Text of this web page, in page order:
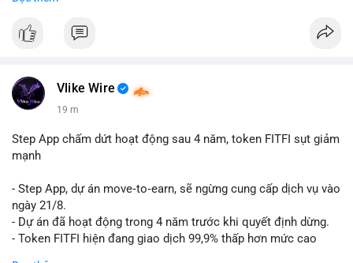
Khối lượng 9.608 BTC, tương đương gần 619 nghìn USD, chưa
biến động có thể là bước khởi đầu cho chiến dịch gom hàng
hoặc tái phân bổ danh mục. Nếu giao dịch được xác nhận
giảm nguồn cung lưu thông. Ngược lại, nếu dòng tiền đổ về ví
sàn nóng, thị trường có thể đối mặt với áp lực chốt lời ngắn
Lời khuyên cho nhà đầu tư nhỏ lẻ: Theo dõi xác nhận của giao
dịch này. Nếu BTC tiếp tục bị rút khỏi sàn với tần suất tăng, đó
là tín hiệu tích cực cho xu hướng tăng giá. Hạn chế hành động
Vlike Wire
19 m
Step App chấm dứt hoạt động sau 4 năm, token FITFI sụt giảm
mạnh
- Step App, dự án move‑to‑earn, sẽ ngừng cung cấp dịch vụ vào
ngày 21/8.
- Dự án đã hoạt động trong 4 năm trước khi quyết định dừng.
- Token FITFI hiện đang giao dịch 99,9% thấp hơn mức cao